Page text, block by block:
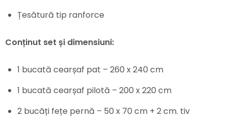
Țesătură tip ranforce
Conținut set și dimensiuni:
1 bucată cearșaf pat – 260 x 240 cm
1 bucată cearșaf pilotă – 200 x 220 cm
2 bucăți fețe pernă – 50 x 70 cm + 2 cm. tiv